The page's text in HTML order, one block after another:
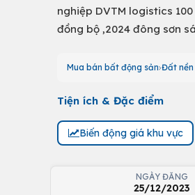
nghiệp DVTM logistics
đồng bộ ,2024 đông sơn
Mua bán bất động sản Đất nền
Tiện ích & Đặc điểm
Biến động giá khu vực
NGÀY ĐĂNG
25/12/2023